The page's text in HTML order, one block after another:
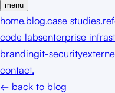
menu
home.blog.case studies.
code labsenterprise
brandingit-security
contact.
← back to blog